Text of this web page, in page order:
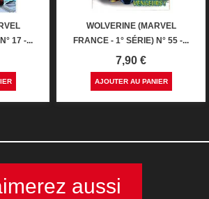
17 -...
WOLVERINE (MARVEL
FRANCE - 1° SÉRIE) N° 55 -...
Prix
7,90 €
AJOUTER AU PANIER
aussi